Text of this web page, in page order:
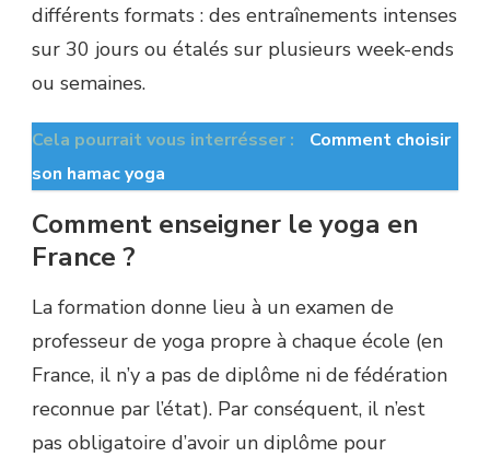
différents formats : des entraînements intenses
sur 30 jours ou étalés sur plusieurs week-ends
ou semaines.
Cela pourrait vous interrésser :
Comment choisir
son hamac yoga
Comment enseigner le yoga en
France ?
La formation donne lieu à un examen de
professeur de yoga propre à chaque école (en
France, il n’y a pas de diplôme ni de fédération
reconnue par l’état). Par conséquent, il n’est
pas obligatoire d’avoir un diplôme pour